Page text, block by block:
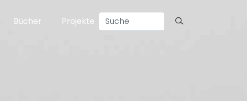
Bücher Projekte